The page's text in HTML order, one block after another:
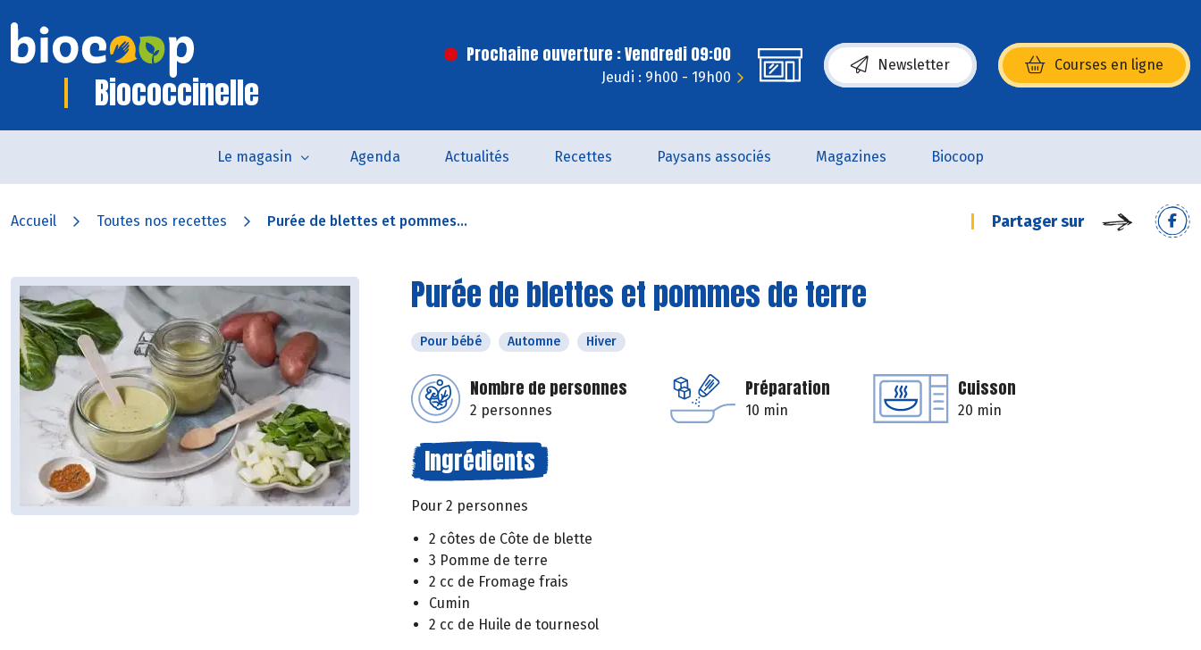
Biococcinelle
Prochaine ouverture : Vendredi 09:00
Jeudi : 9h00 - 19h00
Newsletter Courses en ligne
(s’ouvre dans une nouvelle fenêtre)
Le magasin Agenda Actualités Recettes Paysans associés Magazines Biocoop
Accueil Toutes nos recettes Purée de blettes et pommes... Partager sur
Purée de blettes et pommes de terre
Pour bébé Automne Hiver
Nombre de personnes
2 personnes
Préparation
10 min
Cuisson
20 min
Ingrédients
Pour 2 personnes
2 côtes de Côte de blette
3 Pomme de terre
2 cc de Fromage frais
Cumin
2 cc de Huile de tournesol